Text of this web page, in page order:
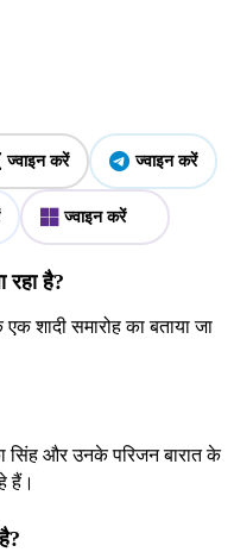
ज्वाइन करें ज्वाइन करें
ज्वाइन करें
रहा है?
शादी समारोह का बताया जा
सिंह और उनके परिजन बारात के
हैं।